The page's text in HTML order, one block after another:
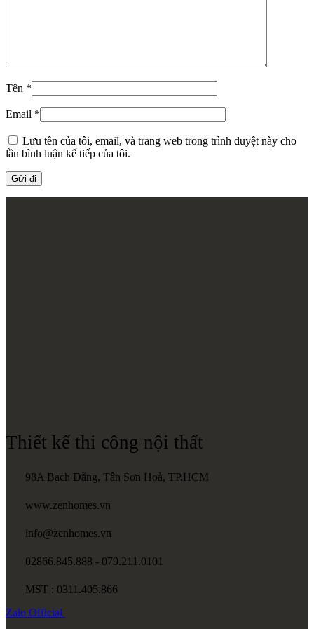
Tên *
Email *
Lưu tên của tôi, email, và trang web trong trình duyệt này cho
lần bình luận kế tiếp của tôi.
Thiết kế thi công nội thất
98A Bạch Đằng, Tân Sơn Hoà, TP.HCM
www.zenhomes.vn
info@zenhomes.vn
02866.845.888 - 079.211.0101
MST : 0311.405.866
Zalo Official